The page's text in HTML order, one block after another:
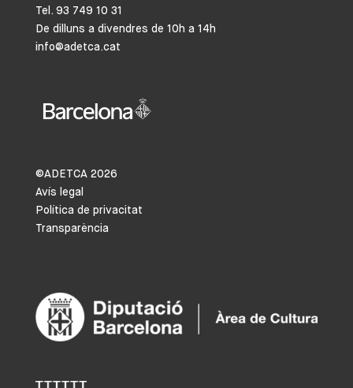
Tel. 93 749 10 31
De dilluns a divendres de 10h a 14h
info@adetca.cat
©ADETCA 2026
Avís legal
Política de privacitat
Transparència